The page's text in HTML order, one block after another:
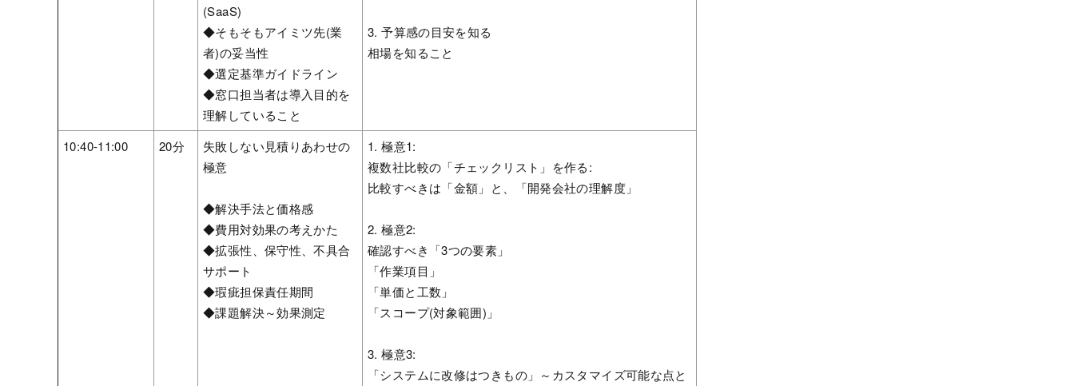
(SaaS)
◆そもそもアイミツ先(業
者)の妥当性
◆選定基準ガイドライン
◆窓口担当者は導入目的を
理解していること
3. 予算感の目安を知る
相場を知ること
10:40-11:00 20分
失敗しない見積りあわせの
極意
◆解決手法と価格感
◆費用対効果の考えかた
◆拡張性、保守性、不具合
サポート
◆瑕疵担保責任期間
◆課題解決～効果測定
1. 極意1:
複数社比較の「チェックリスト」を作る:
比較すべきは「金額」と、「開発会社の理解度」
2. 極意2:
確認すべき「3つの要素」
「作業項目」
「単価と工数」
「スコープ(対象範囲)」
3. 極意3:
「システムに改修はつきもの」～カスタマイズ可能な点と